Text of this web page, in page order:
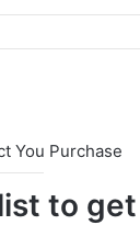
You Purchase
to